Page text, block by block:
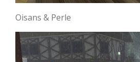
Oisans & Perle